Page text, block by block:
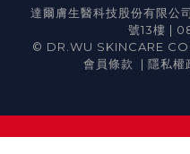
達爾膚生醫科技股份有限公
號13樓 |
© DR.WU SKINCARE
會員條款
| 隱私權